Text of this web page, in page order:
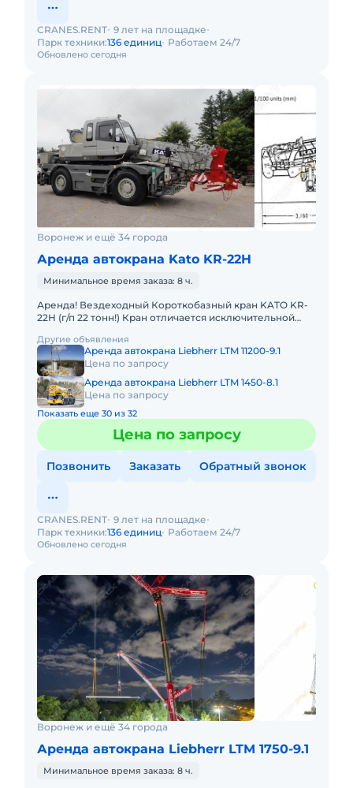
Обновлено сегодня
CRANES.RENT 9 лет на площадке
Парк техники:136 единиц Работаем 24/7
Воронеж и ещё 34 города
Аренда автокрана Kato KR-22H
Минимальное время заказа: 8 ч.
Аренда! Вездеходный Короткобазный кран KATO KR-
22H (г/п 22 тонн!) Кран отличается исключительной
Технические хара
Другие объявления
Аренда автокрана Liebherr LTM 11200-9.1
Цена по запросу
Аренда автокрана Liebherr LTM 1450-8.1
Цена по запросу
Показать еще 30 из 32
Цена по запросу
Позвонить Заказать Обратный звонок
Обновлено сегодня
CRANES.RENT 9 лет на площадке
Парк техники:136 единиц Работаем 24/7
Воронеж и ещё 34 города
Аренда автокрана Liebherr LTM 1750-9.1
Минимальное время заказа: 8 ч.